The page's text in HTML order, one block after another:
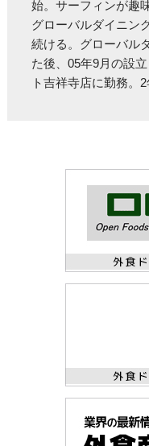
始。サーフィンが趣
グローバルダイニン
続ける。グローバル
た後、05年9月の設
ト吉祥寺店に勤務。